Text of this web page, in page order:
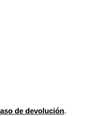
de devolución.